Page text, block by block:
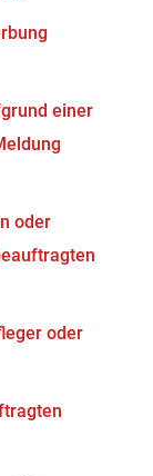
einer
oder
oder